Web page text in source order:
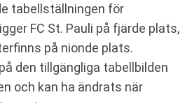
tabellställningen för
FC St. Pauli på fjärde plats,
på nionde plats.
den tillgängliga tabellbilden
och kan ha ändrats när